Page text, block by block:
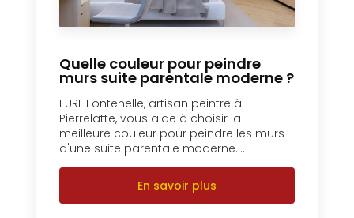
Quelle couleur pour peindre
murs suite parentale moderne ?
EURL Fontenelle, artisan peintre à
Pierrelatte, vous aide à choisir la
meilleure couleur pour peindre les murs
d'une suite parentale moderne....
En savoir plus